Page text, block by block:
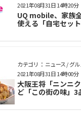
UQ mobile、家族
使える「自宅セット
2021年08月31日 14時20分
カテゴリ： ニュース / グ
大阪王将「ニンニ
ど「この街の味」
2021年08月31日 14時00分